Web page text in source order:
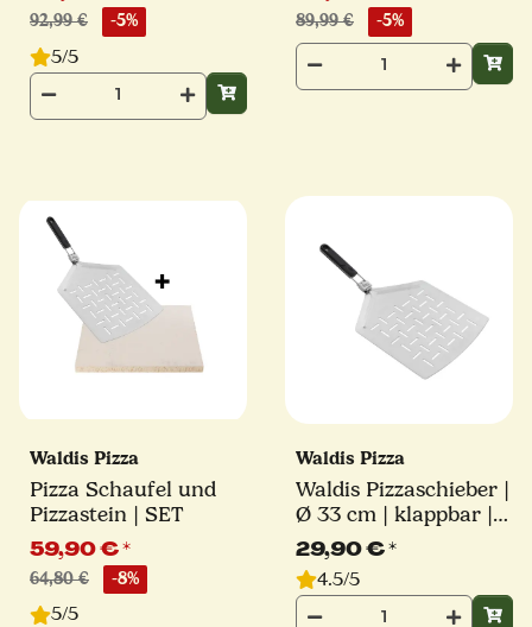
17 cm
92,99 € -5%
5/5
17 cm
89,99 € -5%
Waldis Pizza
Pizza Schaufel und
Pizzastein | SET
59,90 €*
64,80 € -8%
5/5
Waldis Pizza
Waldis Pizzaschieber |
Ø 33 cm | klappbar |
Linie Basic
29,90 €*
4.5/5